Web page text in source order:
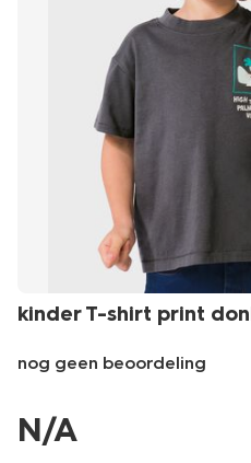
kinder T-shirt print
nog geen beoordeling
shirts-
overhemden/kinder-
N/A